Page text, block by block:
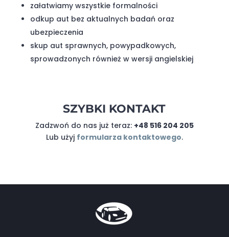
załatwiamy wszystkie formalności
odkup aut bez aktualnych badań oraz
ubezpieczenia
skup aut sprawnych, powypadkowych,
sprowadzonych również w wersji angielskiej
SZYBKI KONTAKT
Zadzwoń do nas już teraz: +48 516 204 205
Lub użyj formularza kontaktowego.